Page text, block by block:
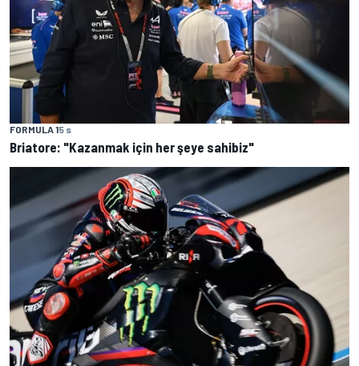
FORMULA 15 s
Briatore: "Kazanmak için her şeye sahibiz"